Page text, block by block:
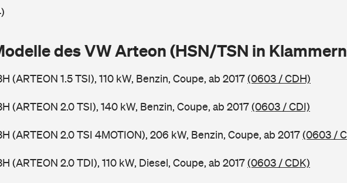
des VW Arteon (HSN/TSN in
(ARTEON 1.5 TSI), 110 kW, Benzin, Coupe, ab 2017(0603 / CDH)
(ARTEON 2.0 TSI), 140 kW, Benzin, Coupe, ab 2017(0603 / CDI)
(ARTEON 2.0 TSI 4MOTION), 206 kW, Benzin, Coupe, ab 2017(0603 /
(ARTEON 2.0 TDI), 110 kW, Diesel, Coupe, ab 2017(0603 / CDK)